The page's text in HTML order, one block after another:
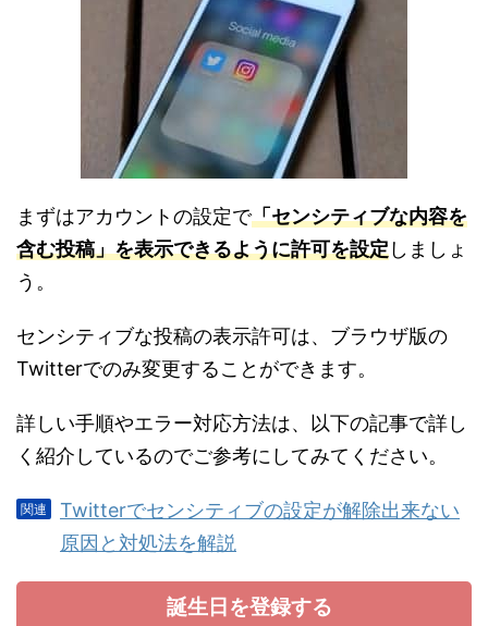
まずはアカウントの設定で「センシティブな内容を
含む投稿」を表示できるように許可を設定しましょ
う。
センシティブな投稿の表示許可は、ブラウザ版の
Twitterでのみ変更することができます。
詳しい手順やエラー対応方法は、以下の記事で詳し
く紹介しているのでご参考にしてみてください。
Twitterでセンシティブの設定が解除出来ない
原因と対処法を解説
誕生日を登録する